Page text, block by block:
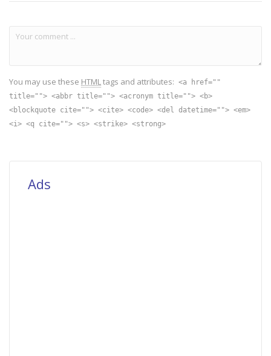
You may use these HTMLtags and attributes: <a href=""
title=""> <abbr title=""> <acronym title=""> <b>
<blockquote cite=""> <cite> <code> <del datetime=""> <em>
<i> <q cite=""> <s> <strike> <strong>
Ads